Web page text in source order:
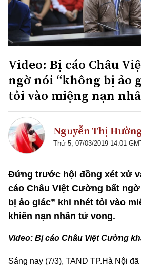
Video: Bị cáo Châu
ngờ nói “không bị ảo
tỏi vào miệng nạn
Nguyễn Thị
Thứ 5, 07/03/2019 14:01
Đứng trước hội đồng xét xử
cáo Châu Việt Cường bất
bị ảo giác” khi nhét tỏi vào
khiến nạn nhân tử vong.
Video: Bị cáo Châu Việt Cường
Sáng nay (7/3), TAND TP.Hà Nội